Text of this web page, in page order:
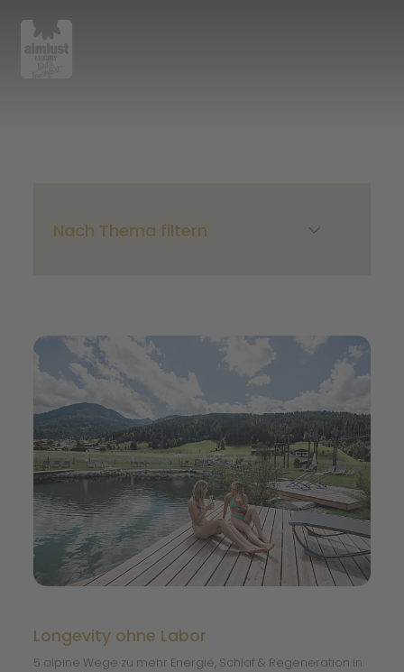
Nach Thema filtern
Longevity ohne Labor
5 alpine Wege zu mehr Energie, Schlaf & Regeneration in